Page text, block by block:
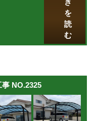
き
を
読
む
事 NO.2325